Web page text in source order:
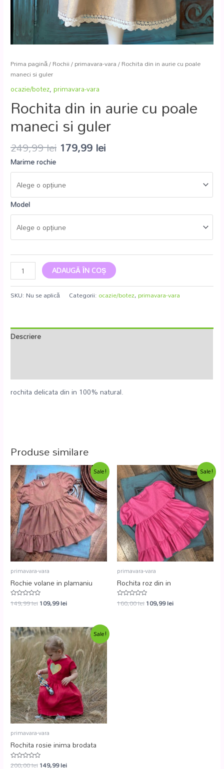
Prima pagină/Rochii/primavara-vara/ Rochita din in aurie cu poale
maneci si guler
ocazie/botez,primavara-vara
Rochita din in aurie cu poale
maneci si guler
249,99lei 179,99 lei
Marime rochie
Model
ADAUGĂ ÎN COȘ
SKU: Nu se aplică Categorii: ocazie/botez,primavara-vara
Descriere
rochita delicata din in 100% natural.
Produse similare
Sale!
primavara-vara
Rochie volane in plamaniu
Evaluat
la
149,99lei109,99lei
Sale!
primavara-vara
Rochita roz din in
Evaluat
la
160,00lei109,99lei
Sale!
primavara-vara
Rochita rosie inima brodata
Evaluat
200,00lei149,99lei